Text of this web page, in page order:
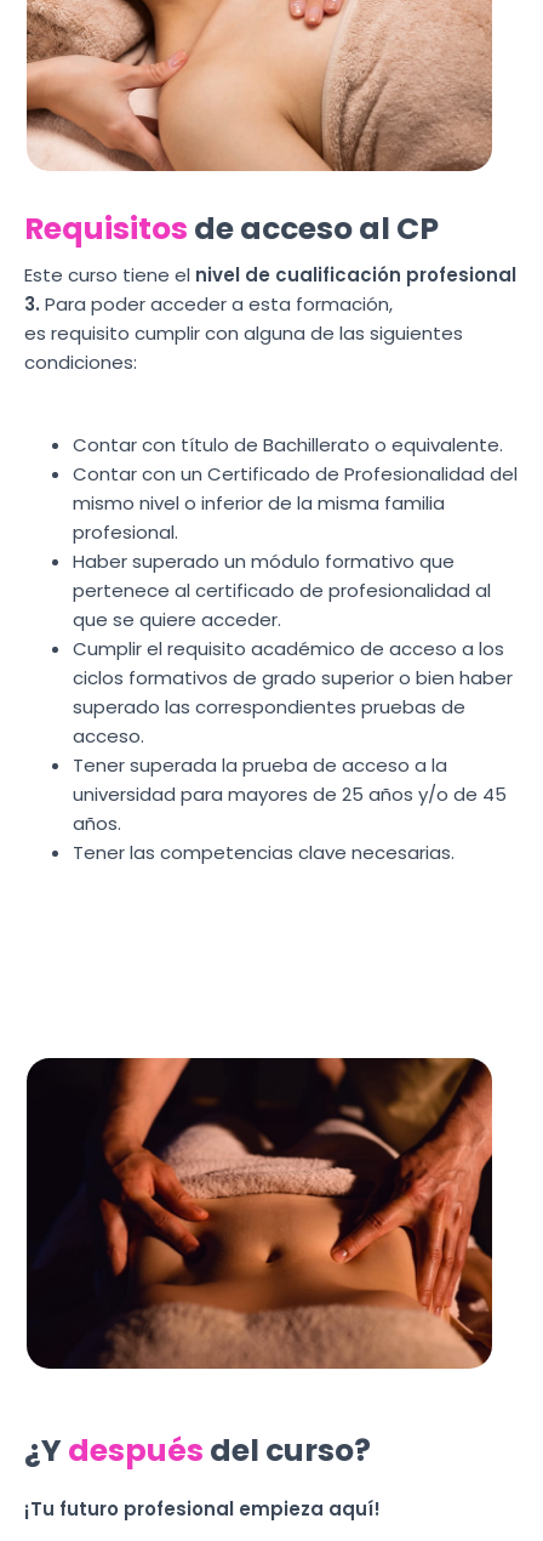
Requisitos de acceso al CP
Este curso tiene el nivel de cualificación profesional
3. Para poder acceder a esta formación,
es requisito cumplir con alguna de las siguientes
condiciones:
Contar con título de Bachillerato o equivalente.
Contar con un Certificado de Profesionalidad del
mismo nivel o inferior de la misma familia
profesional.
Haber superado un módulo formativo que
pertenece al certificado de profesionalidad al
que se quiere acceder.
Cumplir el requisito académico de acceso a los
ciclos formativos de grado superior o bien haber
superado las correspondientes pruebas de
acceso.
Tener superada la prueba de acceso a la
universidad para mayores de 25 años y/o de 45
años.
Tener las competencias clave necesarias.
¿Ydespués del curso?
¡Tu futuro profesional empieza aquí!